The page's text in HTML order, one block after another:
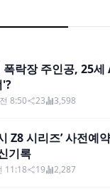
폭락장 주인공, 25
'?
8:50 23 3,598
Z8 시리즈’ 사전예
기록
11:18 19 2,287